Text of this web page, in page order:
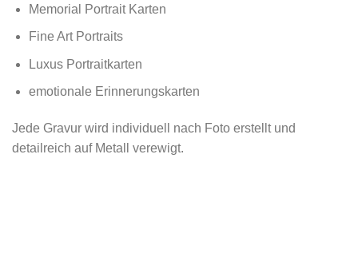
Memorial Portrait Karten
Fine Art Portraits
Luxus Portraitkarten
emotionale Erinnerungskarten
Jede Gravur wird individuell nach Foto erstellt und
detailreich auf Metall verewigt.